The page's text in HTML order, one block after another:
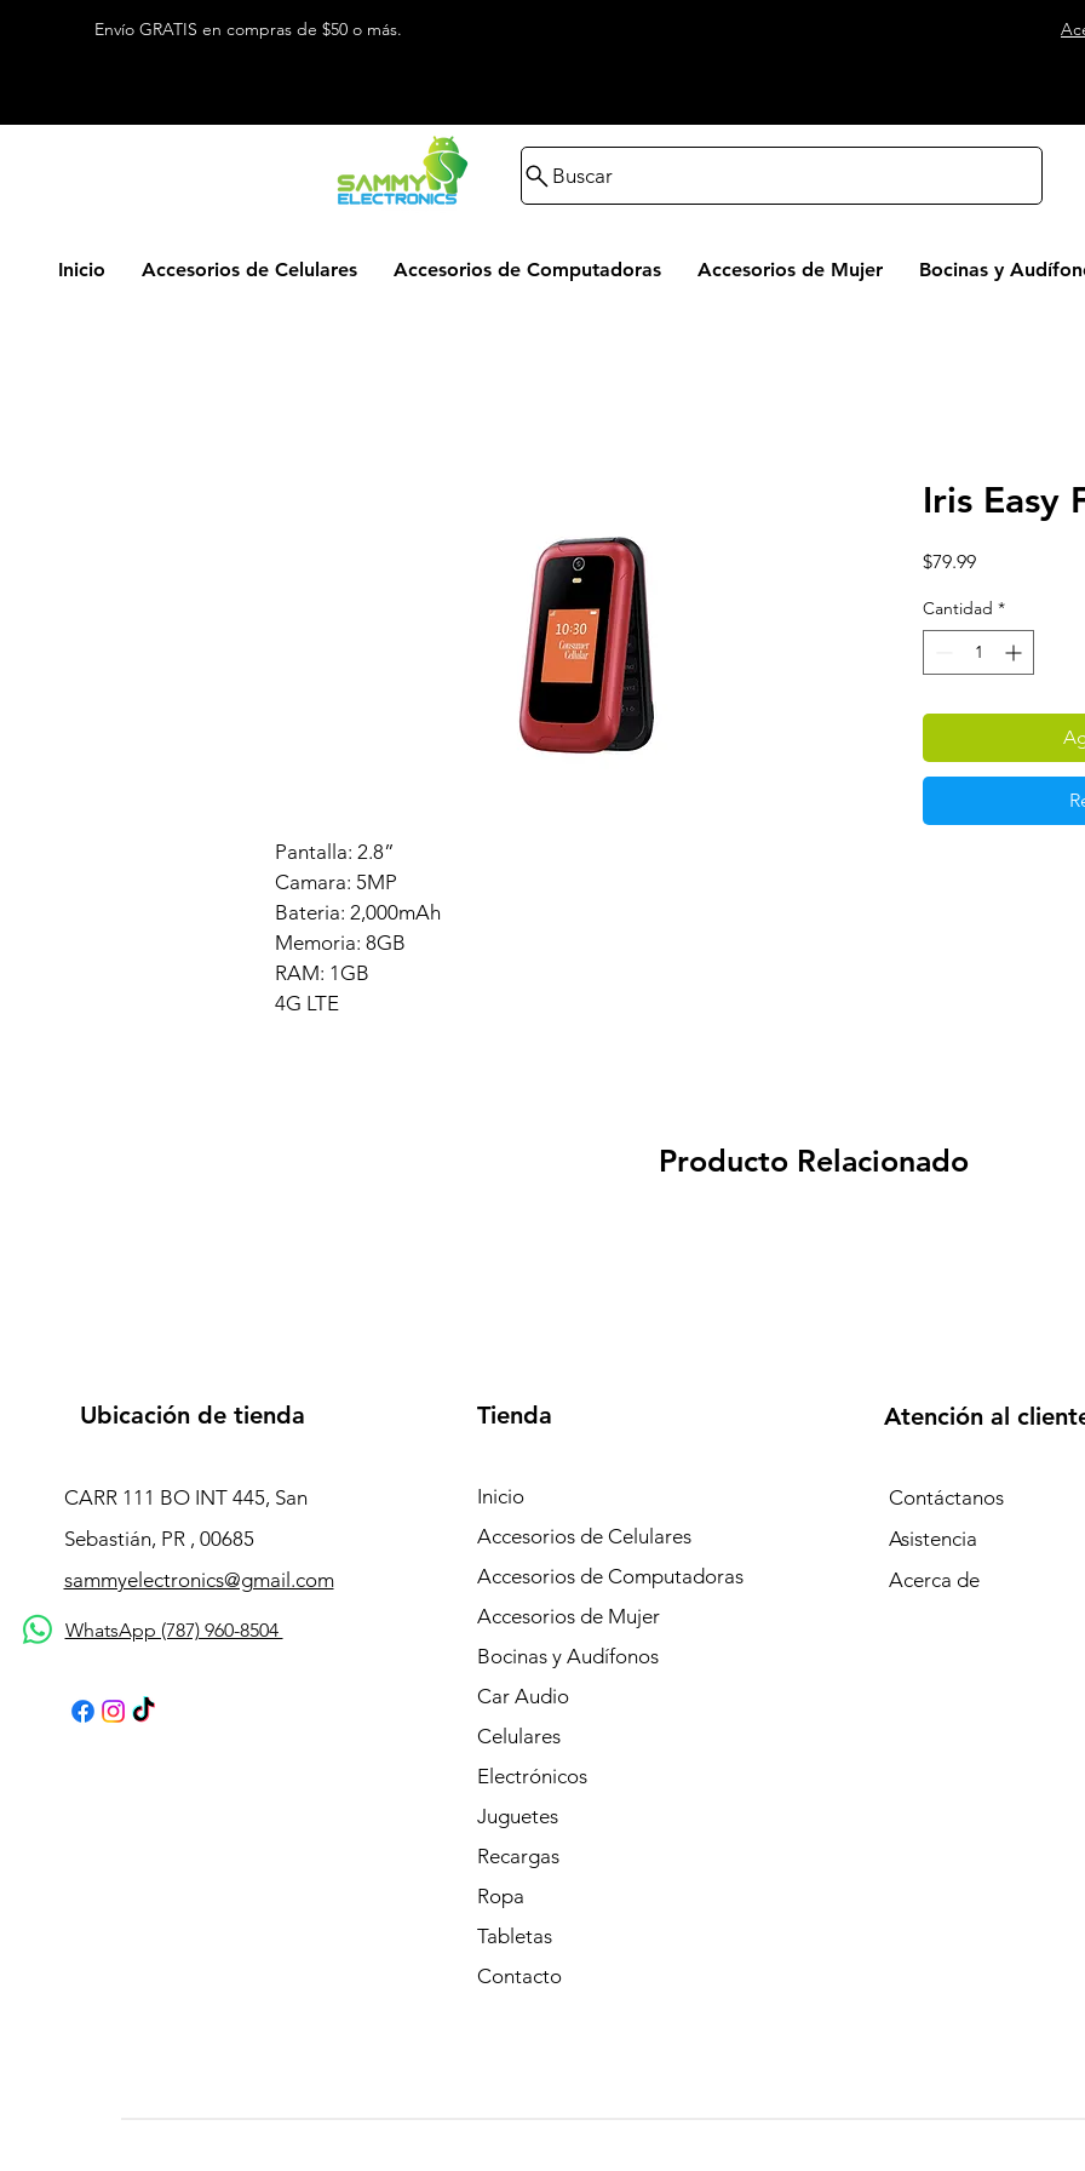
Envío GRATIS en compras de $50 o más.
Buscar
Inicio Accesorios de Celulares Accesorios de Computadoras Accesorios de Mujer Bocinas y
Pantalla: 2.8”
Camara: 5MP
Bateria: 2,000mAh
Memoria: 8GB
RAM: 1GB
4G LTE
Iris Easy
$79.99Precio
Cantidad *
Producto Relacionado
Ubicación de tienda
CARR 111 BO INT 445, San
Sebastián, PR , 00685
sammyelectronics@gmail.com
WhatsApp (787) 960-8504
Tienda
Inicio
Accesorios de Celulares
Accesorios de Computadoras
Accesorios de Mujer
Bocinas y Audífonos
Car Audio
Celulares
Electrónicos
Juguetes
Recargas
Ropa
Tabletas
Contacto
Atención al
Contáctanos
Asistencia
Acerca de